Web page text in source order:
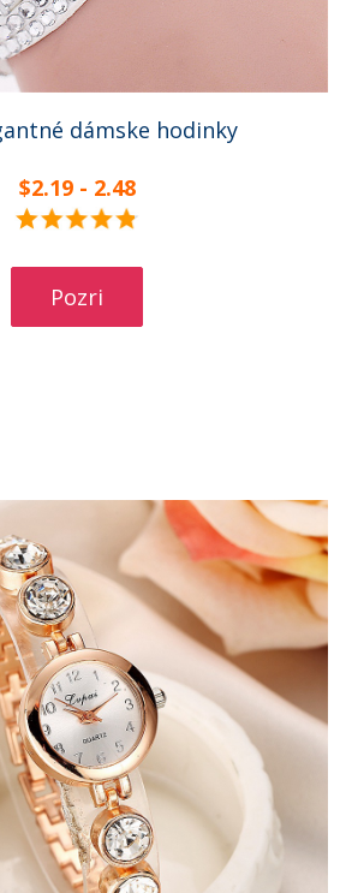
dámske hodinky
$2.19 - 2.48
Pozri